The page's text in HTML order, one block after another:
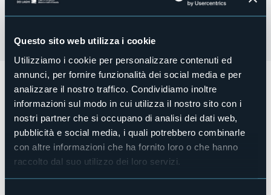
Questo sito web utilizza i cookie
Utilizziamo i cookie per personalizzare contenuti ed
annunci, per fornire funzionalità dei social media e per
analizzare il nostro traffico. Condividiamo inoltre
informazioni sul modo in cui utilizza il nostro sito con i
nostri partner che si occupano di analisi dei dati web,
pubblicità e social media, i quali potrebbero combinarle
con altre informazioni che ha fornito loro o che hanno
raccolto dal suo utilizzo dei loro servizi.
Sabato 19 aprile alle ore 17:30presso la Struttura
Polivalente di Oggebbio si terranno le letture a cura di
Luisella Salain memoria di Giorgio Gramolini, poeta,
aforista e novelliere, nativo del luogo, a poco più di un anno
dalla scomparsa.
Ingresso libero - Seguirà rinfresco
Organizzatore